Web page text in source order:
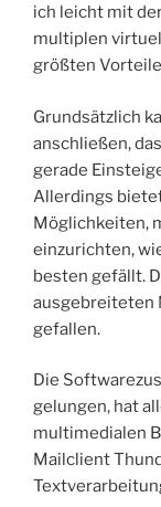
ich leicht mit
multiplen
größten
Grundsätzlich
anschließen,
gerade
Allerdings
Möglichkeiten,
einzurichten,
besten gefällt.
ausgebreiteten
gefallen.
Die
gelungen, hat
multimedialen
Mailclient